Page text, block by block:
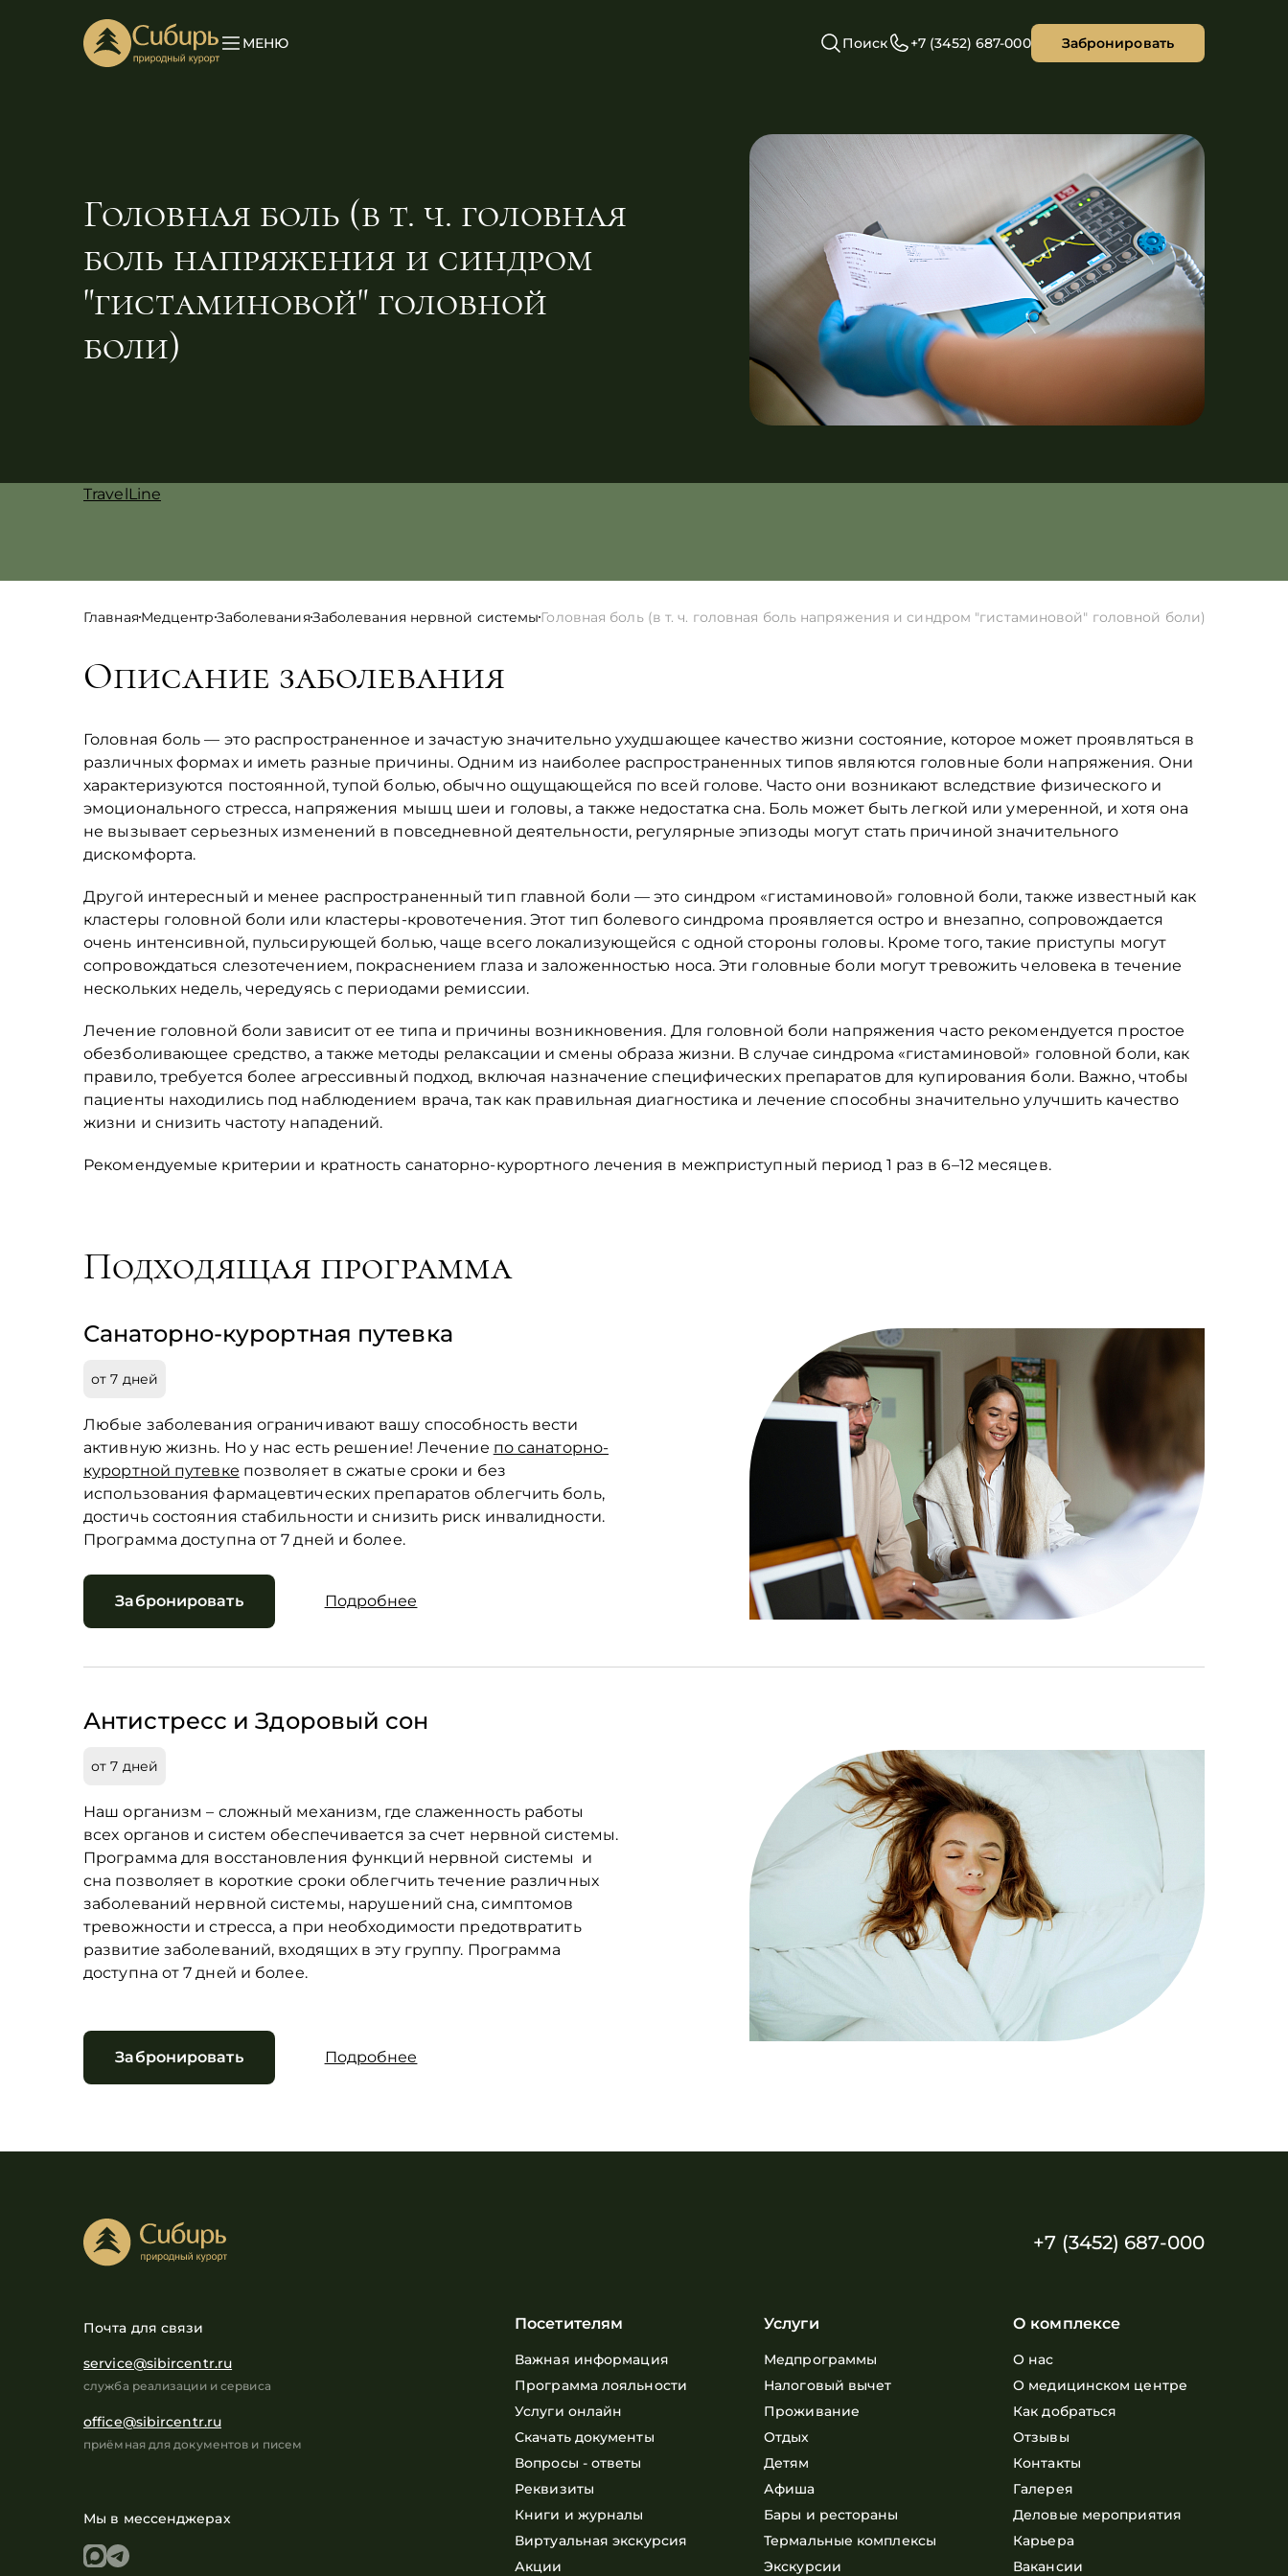
МЕНЮ Поиск +7 (3452) 687-000 Забронировать
Головная боль (в т. ч. головная
боль напряжения и синдром
"гистаминовой" головной
боли)
TravelLine
ГлавнаяМедцентрЗаболеванияЗаболевания нервной системыГоловная боль (в т. ч. головная боль напряжения и синдром "гистаминовой" головной боли)
Описание заболевания
Головная боль — это распространенное и зачастую значительно ухудшающее качество жизни состояние, которое может проявляться в
различных формах и иметь разные причины. Одним из наиболее распространенных типов являются головные боли напряжения. Они
характеризуются постоянной, тупой болью, обычно ощущающейся по всей голове. Часто они возникают вследствие физического и
эмоционального стресса, напряжения мышц шеи и головы, а также недостатка сна. Боль может быть легкой или умеренной, и хотя она
не вызывает серьезных изменений в повседневной деятельности, регулярные эпизоды могут стать причиной значительного
дискомфорта.
Другой интересный и менее распространенный тип главной боли — это синдром «гистаминовой» головной боли, также известный как
кластеры головной боли или кластеры-кровотечения. Этот тип болевого синдрома проявляется остро и внезапно, сопровождается
очень интенсивной, пульсирующей болью, чаще всего локализующейся с одной стороны головы. Кроме того, такие приступы могут
сопровождаться слезотечением, покраснением глаза и заложенностью носа. Эти головные боли могут тревожить человека в течение
нескольких недель, чередуясь с периодами ремиссии.
Лечение головной боли зависит от ее типа и причины возникновения. Для головной боли напряжения часто рекомендуется простое
обезболивающее средство, а также методы релаксации и смены образа жизни. В случае синдрома «гистаминовой» головной боли, как
правило, требуется более агрессивный подход, включая назначение специфических препаратов для купирования боли. Важно, чтобы
пациенты находились под наблюдением врача, так как правильная диагностика и лечение способны значительно улучшить качество
жизни и снизить частоту нападений.
Рекомендуемые критерии и кратность санаторно-курортного лечения в межприступный период 1 раз в 6–12 месяцев.
Подходящая программа
Санаторно-курортная путевка
от 7 дней
Любые заболевания ограничивают вашу способность вести
активную жизнь. Но у нас есть решение! Лечение по санаторно-
курортной путевке позволяет в сжатые сроки и без
использования фармацевтических препаратов облегчить боль,
достичь состояния стабильности и снизить риск инвалидности.
Программа доступна от 7 дней и более.
Забронировать Подробнее
Антистресс и Здоровый сон
от 7 дней
Наш организм – сложный механизм, где слаженность работы
всех органов и систем обеспечивается за счет нервной системы.
Программа для восстановления функций нервной системы и
сна позволяет в короткие сроки облегчить течение различных
заболеваний нервной системы, нарушений сна, симптомов
тревожности и стресса, а при необходимости предотвратить
развитие заболеваний, входящих в эту группу. Программа
доступна от 7 дней и более.
Забронировать Подробнее
+7 (3452) 687-000
Почта для связи
service@sibircentr.ru
служба реализации и сервиса
office@sibircentr.ru
приёмная для документов и писем
Мы в мессенджерах
Посетителям
Важная информация
Программа лояльности
Услуги онлайн
Скачать документы
Вопросы - ответы
Реквизиты
Книги и журналы
Виртуальная экскурсия
Акции
Услуги
Медпрограммы
Налоговый вычет
Проживание
Отдых
Детям
Афиша
Бары и рестораны
Термальные комплексы
Экскурсии
О комплексе
О нас
О медицинском центре
Как добраться
Отзывы
Контакты
Галерея
Деловые мероприятия
Карьера
Вакансии